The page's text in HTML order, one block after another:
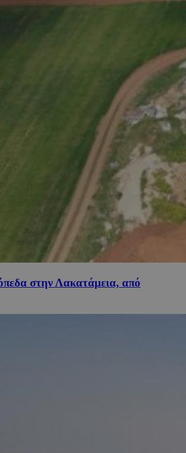
στην Λακατάμεια, από